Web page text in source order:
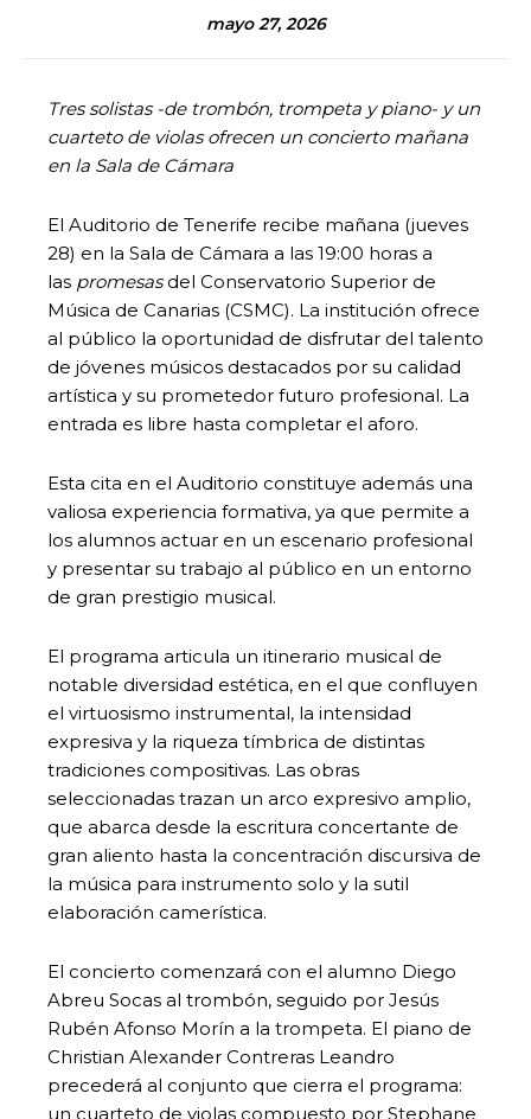
mayo 27, 2026
Tres solistas -de trombón, trompeta y piano- y un
cuarteto de violas ofrecen un concierto mañana
en la Sala de Cámara
El Auditorio de Tenerife recibe mañana (jueves
28) en la Sala de Cámara a las 19:00 horas a
las promesasdel Conservatorio Superior de
Música de Canarias (CSMC). La institución ofrece
al público la oportunidad de disfrutar del talento
de jóvenes músicos destacados por su calidad
artística y su prometedor futuro profesional. La
entrada es libre hasta completar el aforo.
Esta cita en el Auditorio constituye además una
valiosa experiencia formativa, ya que permite a
los alumnos actuar en un escenario profesional
y presentar su trabajo al público en un entorno
de gran prestigio musical.
El programa articula un itinerario musical de
notable diversidad estética, en el que confluyen
el virtuosismo instrumental, la intensidad
expresiva y la riqueza tímbrica de distintas
tradiciones compositivas. Las obras
seleccionadas trazan un arco expresivo amplio,
que abarca desde la escritura concertante de
gran aliento hasta la concentración discursiva de
la música para instrumento solo y la sutil
elaboración camerística.
El concierto comenzará con el alumno Diego
Abreu Socas al trombón, seguido por Jesús
Rubén Afonso Morín a la trompeta. El piano de
Christian Alexander Contreras Leandro
precederá al conjunto que cierra el programa:
un cuarteto de violas compuesto por Stephane